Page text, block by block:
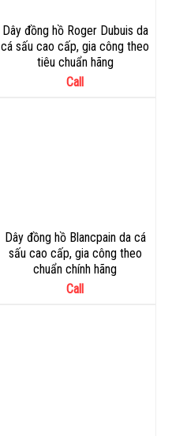
Dây đồng hồ Roger Dubuis da
cá sấu cao cấp, gia công theo
tiêu chuẩn hãng
Call
Dây đồng hồ Blancpain da cá
sấu cao cấp, gia công theo
chuẩn chính hãng
Call